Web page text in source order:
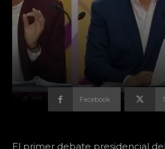
Facebook
El primer debate presidencial